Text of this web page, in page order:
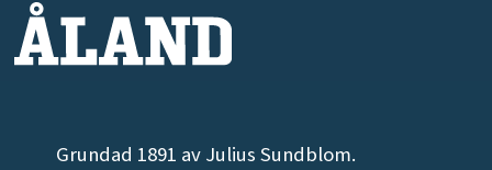
Grundad 1891 av Julius Sundblom.